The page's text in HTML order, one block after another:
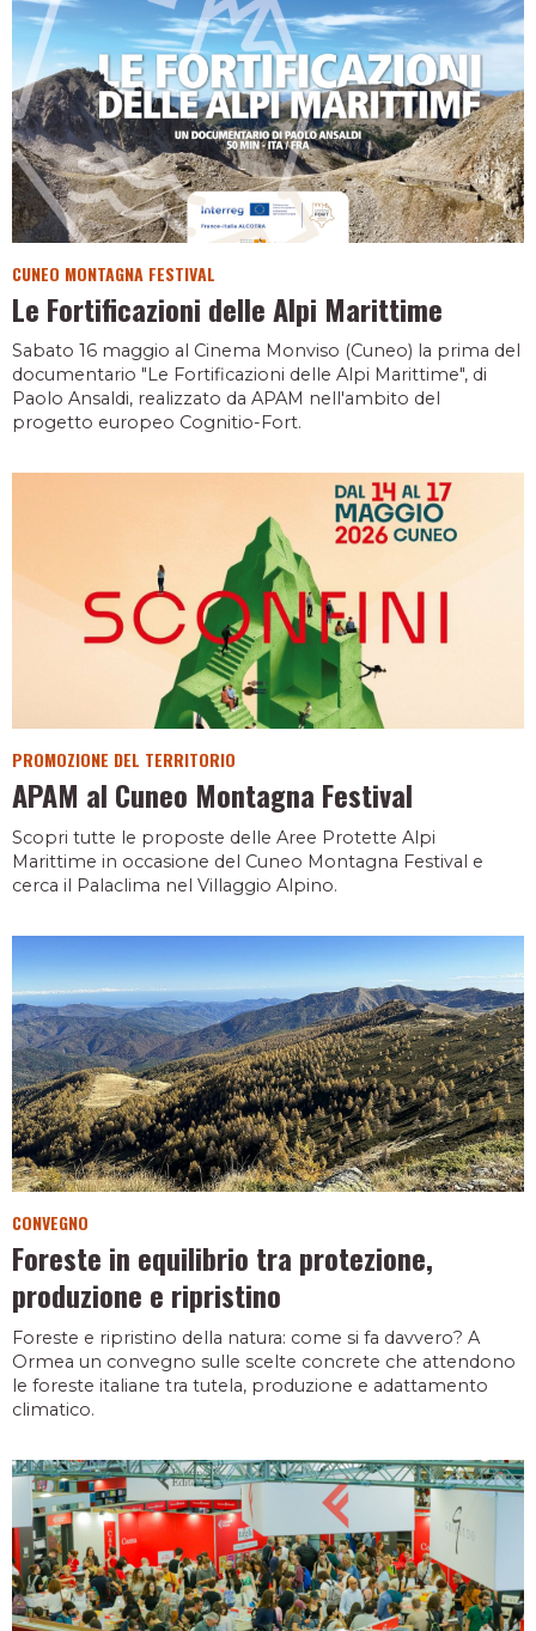
CUNEO MONTAGNA FESTIVAL
Le Fortificazioni delle Alpi Marittime
Sabato 16 maggio al Cinema Monviso (Cuneo) la prima del
documentario "Le Fortificazioni delle Alpi Marittime", di
Paolo Ansaldi, realizzato da APAM nell'ambito del
progetto europeo Cognitio-Fort.
PROMOZIONE DEL TERRITORIO
APAM al Cuneo Montagna Festival
Scopri tutte le proposte delle Aree Protette Alpi
Marittime in occasione del Cuneo Montagna Festival e
cerca il Palaclima nel Villaggio Alpino.
CONVEGNO
Foreste in equilibrio tra protezione,
produzione e ripristino
Foreste e ripristino della natura: come si fa davvero? A
Ormea un convegno sulle scelte concrete che attendono
le foreste italiane tra tutela, produzione e adattamento
climatico.